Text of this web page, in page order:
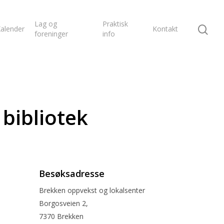
Lag og
foreninger
Praktisk
info
Kontakt
Besøksadresse
Brekken oppvekst og lokalsenter
Borgosveien 2,
7370 Brekken